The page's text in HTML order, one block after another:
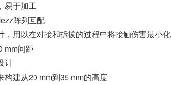
易于加工
阵列互配
，用以在对接和拆拔的过程中将接触伤害最小化
mm间距
计
构建从20 mm到35 mm的高度